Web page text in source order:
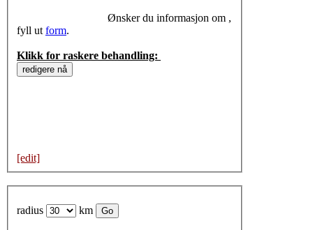
Ønsker du informasjon om ,
fyll ut form.
Klikk for raskere behandling:
[edit]
radius km